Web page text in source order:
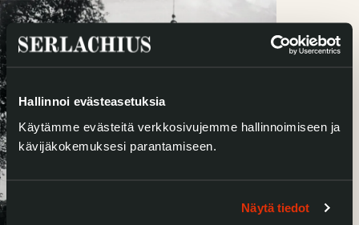
Hallinnoi evästeasetuksia
Käytämme evästeitä verkkosivujemme hallinnoimiseen ja
kävijäkokemuksesi parantamiseen.
Näytä tiedot